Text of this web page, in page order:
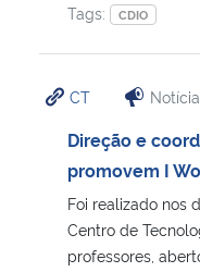
Tags: CDIO
CT Notícia
Direção e
promovem I
Foi realizado nos
Centro de
professores,